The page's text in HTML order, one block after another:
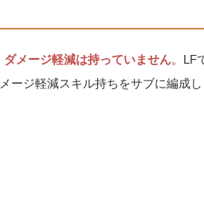
ダメージ軽減は持っていません。LF
ジ軽減スキル持ちをサブに編成し